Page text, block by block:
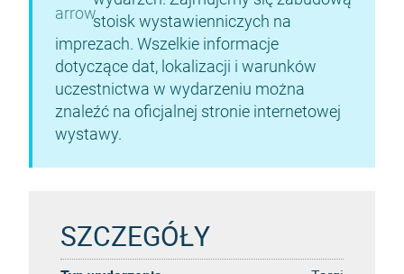
stoisk wystawienniczych na
imprezach. Wszelkie informacje
dotyczące dat, lokalizacji i warunków
uczestnictwa w wydarzeniu można
znaleźć na oficjalnej stronie internetowej
wystawy.
SZCZEGÓŁY